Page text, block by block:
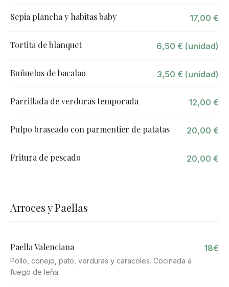
Sepia plancha y habitas baby 17,00 €
Tortita de blanquet 6,50 € (unidad)
Buñuelos de bacalao 3,50 € (unidad)
Parrillada de verduras temporada 12,00 €
Pulpo braseado con parmentier de patatas 20,00 €
Fritura de pescado 20,00 €
Arroces y Paellas
Paella Valenciana
Pollo, conejo, pato, verduras y caracoles. Cocinada a
fuego de leña.
18€